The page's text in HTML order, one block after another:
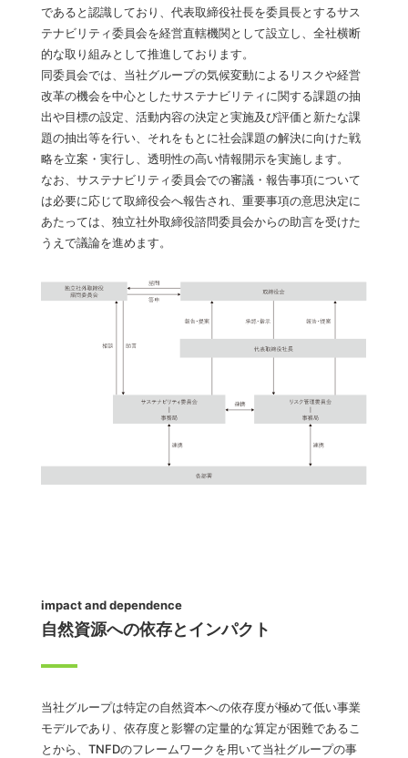
であると認識しており、代表取締役社長を委員長とするサス
テナビリティ委員会を経営直轄機関として設立し、全社横断
的な取り組みとして推進しております。
同委員会では、当社グループの気候変動によるリスクや経営
改革の機会を中心としたサステナビリティに関する課題の抽
出や目標の設定、活動内容の決定と実施及び評価と新たな課
題の抽出等を行い、それをもとに社会課題の解決に向けた戦
略を立案・実行し、透明性の高い情報開示を実施します。
なお、サステナビリティ委員会での審議・報告事項について
は必要に応じて取締役会へ報告され、重要事項の意思決定に
あたっては、独立社外取締役諮問委員会からの助言を受けた
うえで議論を進めます。
impact and dependence
自然資源への依存とインパクト
当社グループは特定の自然資本への依存度が極めて低い事業
モデルであり、依存度と影響の定量的な算定が困難であるこ
とから、TNFDのフレームワークを用いて当社グループの事